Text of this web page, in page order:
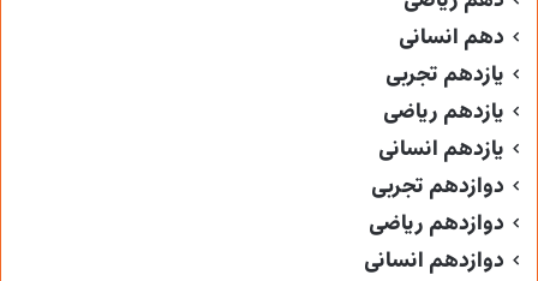
دهم انسانی
یازدهم تجربی
یازدهم ریاضی
یازدهم انسانی
دوازدهم تجربی
دوازدهم ریاضی
دوازدهم انسانی